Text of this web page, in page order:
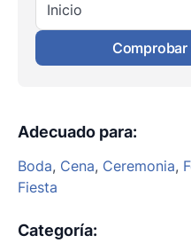
Inicio
Adecuado para:
Boda, Cena, Ceremonia,
Fiesta
Categoría: